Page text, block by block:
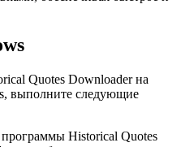
Quotes Downloader на
выполните следующие
Historical Quotes